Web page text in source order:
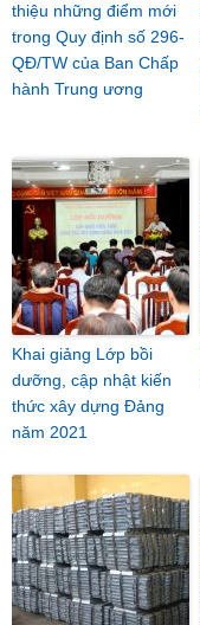
thiệu những điểm mới
trong Quy định số 296-
QĐ/TW của Ban Chấp
hành Trung ương
Khai giảng Lớp bồi
dưỡng, cập nhật kiến
thức xây dựng Đảng
năm 2021